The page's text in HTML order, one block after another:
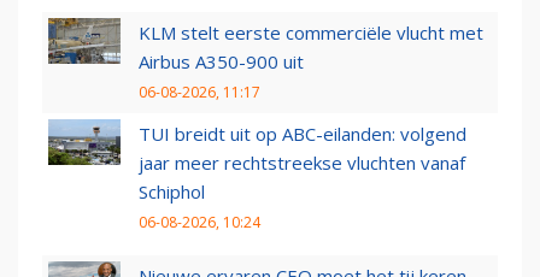
KLM stelt eerste commerciële vlucht met
Airbus A350-900 uit
06-08-2026, 11:17
TUI breidt uit op ABC-eilanden: volgend
jaar meer rechtstreekse vluchten vanaf
Schiphol
06-08-2026, 10:24